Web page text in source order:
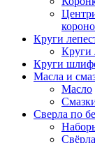
Круги
Круги
Круги
Масла и
Масло
Сверла по